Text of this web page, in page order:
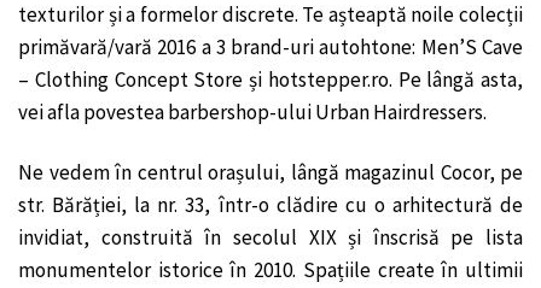
texturilor și a formelor discrete. Te așteaptă noile colecții
primăvară/vară 2016 a 3 brand-uri autohtone: Men’S Cave
– Clothing Concept Store și hotstepper.ro. Pe lângă asta,
vei afla povestea barbershop-ului Urban Hairdressers.
Ne vedem în centrul orașului, lângă magazinul Cocor, pe
str. Bărăției, la nr. 33, într-o clădire cu o arhitectură de
invidiat, construită în secolul XIX și înscrisă pe lista
monumentelor istorice în 2010. Spațiile create în ultimii